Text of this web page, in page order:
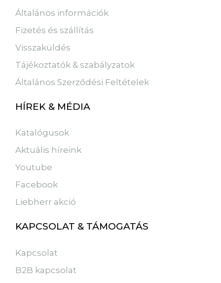
Általános információk
Fizetés és szállítás
Visszaküldés
Tájékoztatók & szabályzatok
Általános Szerződési Feltételek
HÍREK & MÉDIA
Katalógusok
Aktuális híreink
Youtube
Facebook
Liebherr akció
KAPCSOLAT & TÁMOGATÁS
Kapcsolat
B2B kapcsolat